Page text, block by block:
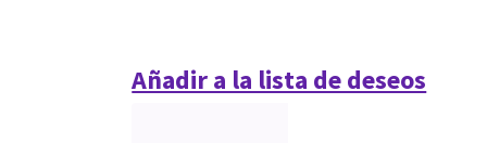
Añadir a la lista de deseos